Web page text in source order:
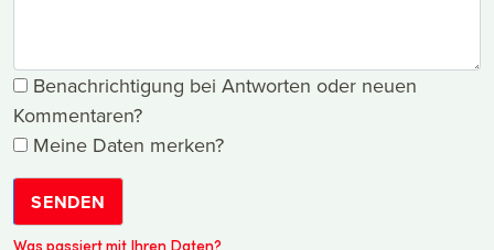
Benachrichtigung bei Antworten oder neuen
Kommentaren?
Meine Daten merken?
SENDEN
Was passiert mit Ihren Daten?